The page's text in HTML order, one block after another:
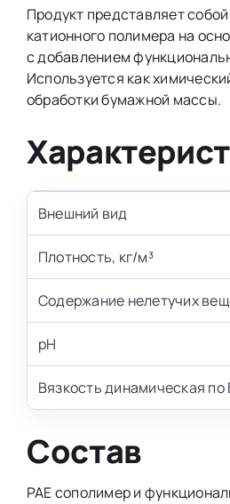
Продукт представляет
катионного полимера на
с добавлением
Используется как
обработки бумажной массы.
Внешний вид
Плотность, кг/м³
Содержание нелетучих
рН
Вязкость динамическая
Состав
PAE сополимер и